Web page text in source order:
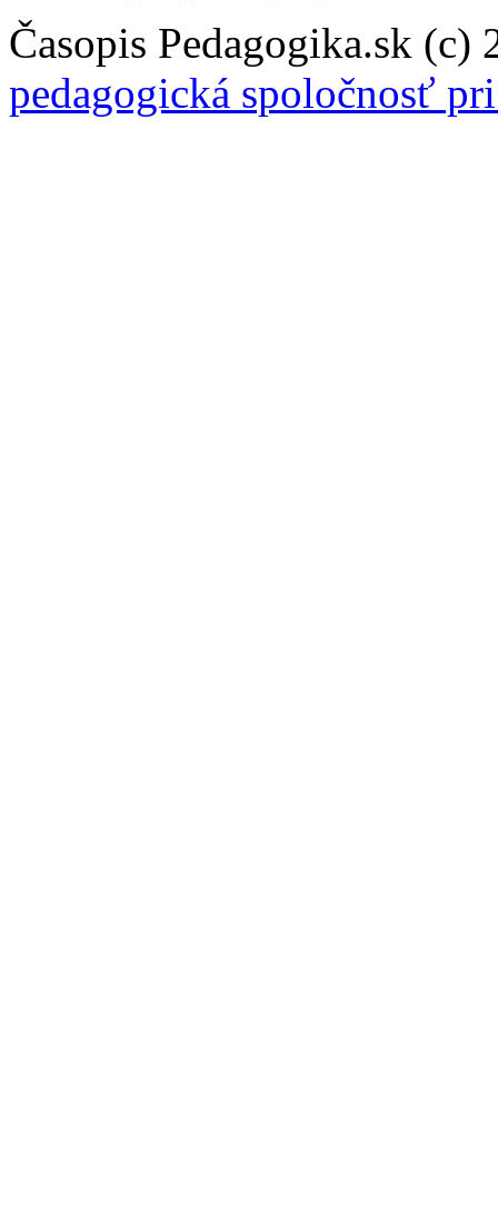
Časopis Pedagogika.sk
pedagogická spoločnosť